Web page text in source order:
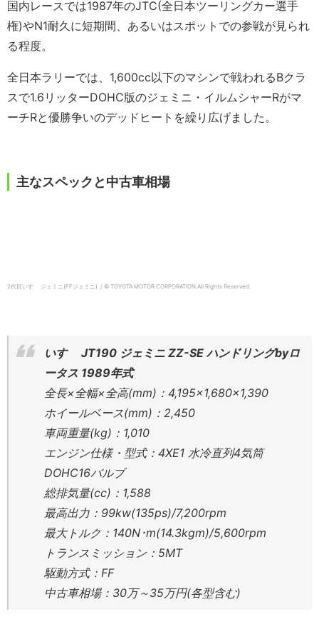
国内レースでは1987年のJTC(全日本ツーリングカー選手
権)やN1耐久に短期間、あるいはスポットでの参戦が見られ
る程度。
全日本ラリーでは、1,600cc以下のマシンで戦われるBクラ
スで1.6リッターDOHC版のジェミニ・イルムシャーRがマ
ーチRと優勝争いのデッドヒートを繰り広げました。
主なスペックと中古車相場
2代目いすゞ ジェミニ(FFジェミニ) / © TOYOTA MOTOR CORPORATION.All Rights Reserved.
いすゞ JT190 ジェミニ ZZ-SE ハンドリングbyロ
ータス 1989年式
全長×全幅×全高(mm)：4,195×1,680×1,390
ホイールベース(mm)：2,450
車両重量(kg)：1,010
エンジン仕様・型式：4XE1 水冷直列4気筒
DOHC16バルブ
総排気量(cc)：1,588
最高出力：99kw(135ps)/7,200rpm
最大トルク：140N･m(14.3kgm)/5,600rpm
トランスミッション：5MT
駆動方式：FF
中古車相場：30万～35万円(各型含む)